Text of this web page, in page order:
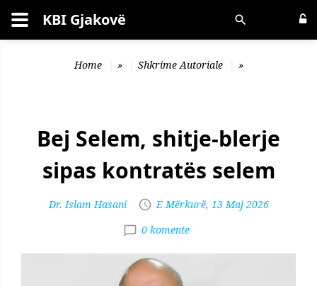
Kërko KBI Gjakovë
Home » Shkrime Autoriale »
Bej Selem, shitje-blerje
sipas kontratës selem
Dr. Islam Hasani
E Mërkurë, 13 Maj 2026
0 komente